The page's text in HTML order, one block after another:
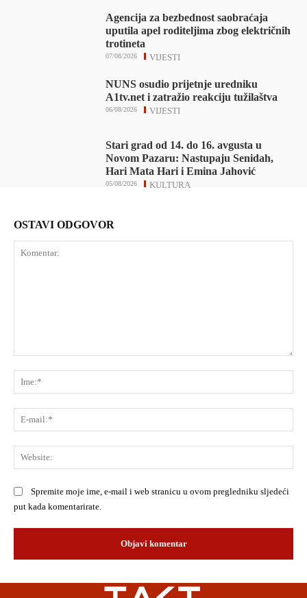
Agencija za bezbednost saobraćaja
uputila apel roditeljima zbog električnih
trotineta
VIJESTI
07/08/2026
NUNS osudio prijetnje uredniku
A1tv.net i zatražio reakciju tužilaštva
VIJESTI
06/08/2026
Stari grad od 14. do 16. avgusta u
Novom Pazaru: Nastupaju Senidah,
Hari Mata Hari i Emina Jahović
KULTURA
05/08/2026
OSTAVI ODGOVOR
Spremite moje ime, e-mail i web stranicu u ovom pregledniku sljedeći
put kada komentarirate.